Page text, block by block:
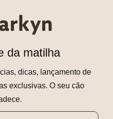
da matilha
dicas, lançamento de
exclusivas. O seu cão